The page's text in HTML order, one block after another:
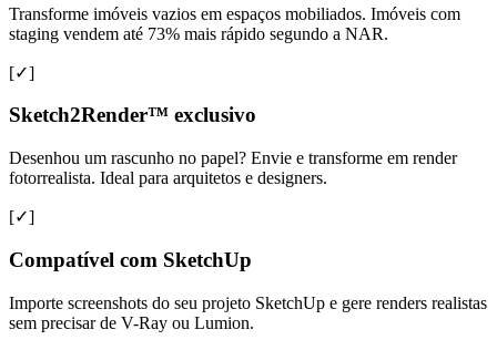
Transforme imóveis vazios em espaços mobiliados. Imóveis com
staging vendem até 73% mais rápido segundo a NAR.
[✓]
Sketch2Render™ exclusivo
Desenhou um rascunho no papel? Envie e transforme em render
fotorrealista. Ideal para arquitetos e designers.
[✓]
Compatível com SketchUp
Importe screenshots do seu projeto SketchUp e gere renders realistas
sem precisar de V-Ray ou Lumion.